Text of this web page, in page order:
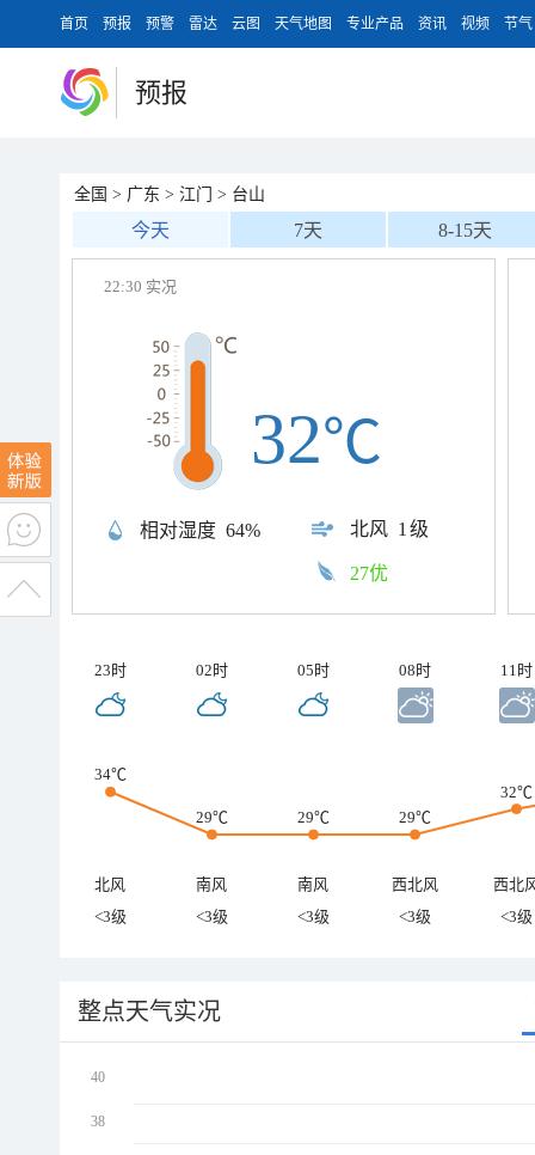
首页 预报 预警 雷达 云图 天气地图 专业产品 资讯 视频 节气
预报
全国 > 广东 > 江门 > 台山
今天 7天 8-15天
22:30 实况
相对湿度 64% 北风 1级
32℃
27优
23时 02时 05时 08时 11时
34℃
29℃ 29℃ 29℃
32℃
北风 南风 南风 西北风
西北
<3级
<3级 <3级 <3级 <3级
整点天气实况
40
38